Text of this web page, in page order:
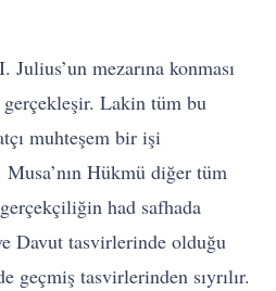
mezarına konması
Lakin tüm bu
muhteşem bir işi
Musa’nın Hükmü diğer tüm
had safhada
Davut tasvirlerinde olduğu
geçmiş tasvirlerinden sıyrılır.